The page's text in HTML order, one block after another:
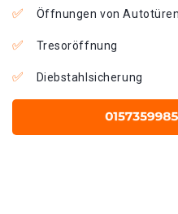
Öffnungen von Autotüren
Tresoröffnung
Diebstahlsicherung